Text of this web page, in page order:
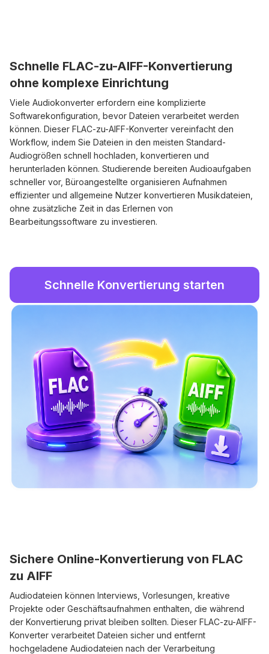
Schnelle FLAC-zu-AIFF-Konvertierung
ohne komplexe Einrichtung
Viele Audiokonverter erfordern eine komplizierte
Softwarekonfiguration, bevor Dateien verarbeitet werden
können. Dieser FLAC-zu-AIFF-Konverter vereinfacht den
Workflow, indem Sie Dateien in den meisten Standard-
Audiogrößen schnell hochladen, konvertieren und
herunterladen können. Studierende bereiten Audioaufgaben
schneller vor, Büroangestellte organisieren Aufnahmen
effizienter und allgemeine Nutzer konvertieren Musikdateien,
ohne zusätzliche Zeit in das Erlernen von
Bearbeitungssoftware zu investieren.
Schnelle Konvertierung starten
Sichere Online-Konvertierung von FLAC
zu AIFF
Audiodateien können Interviews, Vorlesungen, kreative
Projekte oder Geschäftsaufnahmen enthalten, die während
der Konvertierung privat bleiben sollten. Dieser FLAC-zu-AIFF-
Konverter verarbeitet Dateien sicher und entfernt
hochgeladene Audiodateien nach der Verarbeitung